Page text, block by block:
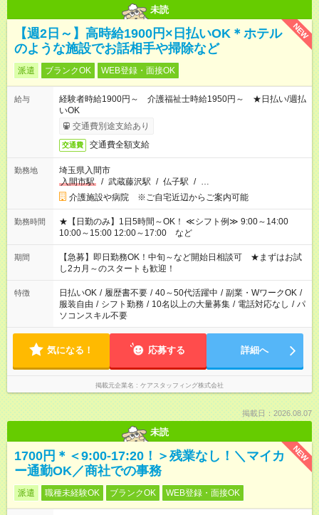
未読
NEW
【週2日～】高時給1900円×日払いOK＊ホテル
のような施設でお話相手や掃除など
派遣 ブランクOK WEB登録・面接OK
給与
経験者時給1900円～ 介護福祉士時給1950円～ ★日払い/週払
いOK
交通費別途支給あり
交通費 交通費全額支給
勤務地
埼玉県入間市
入間市駅
/ 武蔵藤沢駅 / 仏子駅 / …
介護施設や病院 ※ご自宅近辺からご案内可能
勤務時間
★【日勤のみ】1日5時間～OK！ ≪シフト例≫ 9:00～14:00
10:00～15:00 12:00～17:00 など
期間
【急募】即日勤務OK！中旬～など開始日相談可 ★まずはお試
し2カ月～のスタートも歓迎！
特徴 日払いOK / 履歴書不要 / 40～50代活躍中 / 副業・WワークOK /
服装自由 / シフト勤務 / 10名以上の大量募集 / 電話対応なし / パ
ソコンスキル不要
気になる！ 応募する 詳細へ
掲載元企業名 ケアスタッフィング株式会社
掲載日：2026.08.07
未読
NEW
1700円＊＜9:00-17:20！＞残業なし！＼マイカ
ー通勤OK／商社での事務
派遣 職種未経験OK ブランクOK WEB登録・面接OK